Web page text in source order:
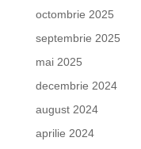
octombrie 2025
septembrie 2025
mai 2025
decembrie 2024
august 2024
aprilie 2024